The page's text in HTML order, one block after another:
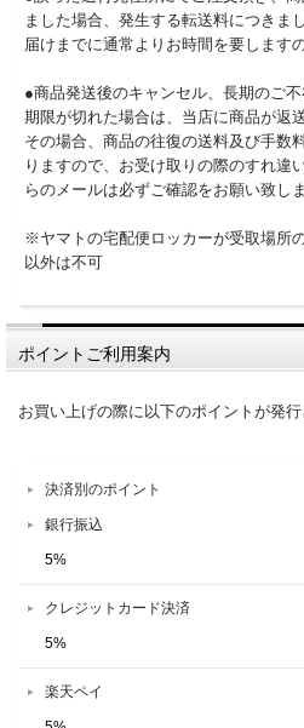
ました場合、発生する転送料につきま
届けまでに通常よりお時間を要します
●商品発送後のキャンセル、長期のご
期限が切れた場合は、当店に商品が返
その場合、商品の往復の送料及び手数
りますので、お受け取りの際のすれ違
らのメールは必ずご確認をお願い致しま
※ヤマトの宅配便ロッカーが受取場所
以外は不可
ポイントご利用案内
お買い上げの際に以下のポイントが発行
決済別のポイント
銀行振込
5%
クレジットカード決済
5%
楽天ペイ